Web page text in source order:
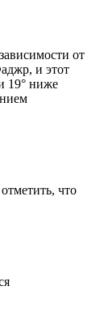
от
и этот
19° ниже
что